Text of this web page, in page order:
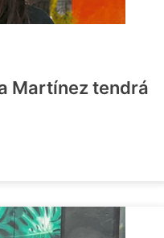
Martínez tendrá